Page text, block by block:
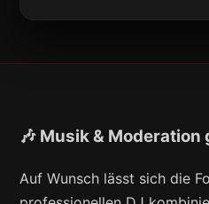
🎶 Musik &
Auf Wunsch lässt sich die